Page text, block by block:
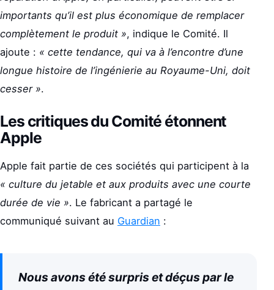
importants qu’il est plus économique de remplacer
complètement le produit », indique le Comité. Il
ajoute : « cette tendance, qui va à l’encontre d’une
longue histoire de l’ingénierie au Royaume-Uni, doit
cesser ».
Les critiques du Comité étonnent
Apple
Apple fait partie de ces sociétés qui participent à la
« culture du jetable et aux produits avec une courte
durée de vie ». Le fabricant a partagé le
communiqué suivant au Guardian :
Nous avons été surpris et déçus par le